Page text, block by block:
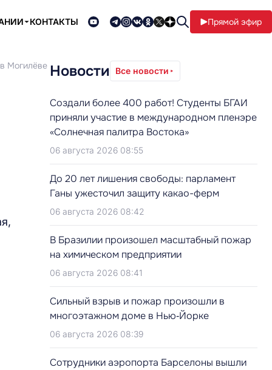
КОНТАКТЫ Прямой эфир
Могилёве Новости Все новости
Создали более 400 работ! Студенты БГАИ
приняли участие в международном пленэре
«Солнечная палитра Востока»
06 августа 2026 08:55
До 20 лет лишения свободы: парламент
Ганы ужесточил защиту какао-ферм
06 августа 2026 08:42
В Бразилии произошел масштабный пожар
на химическом предприятии
06 августа 2026 08:41
Сильный взрыв и пожар произошли в
многоэтажном доме в Нью‑Йорке
06 августа 2026 08:39
Сотрудники аэропорта Барселоны вышли